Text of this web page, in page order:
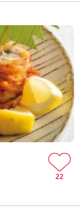
22